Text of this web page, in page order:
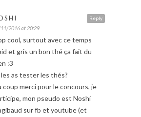
Reply
2016 at 20:29
cool, surtout avec ce temps
et gris un bon thé ça fait du
:3
as tester les thés?
coup merci pour le concours, je
mon pseudo est Noshi
sur fb et youtube (et